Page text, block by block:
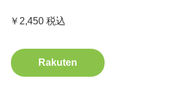
￥2,450 税込
Rakuten